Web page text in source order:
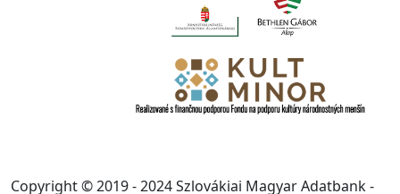
Copyright © 2019 - 2024 Szlovákiai Magyar Adatbank -